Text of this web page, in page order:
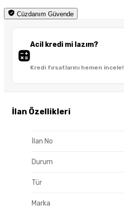
Cüzdanım Güvende
Acil kredi mi lazım?
Kredi fırsatlarını hemen incele!
İlan Özellikleri
İlan No
Durum
Tür
Marka